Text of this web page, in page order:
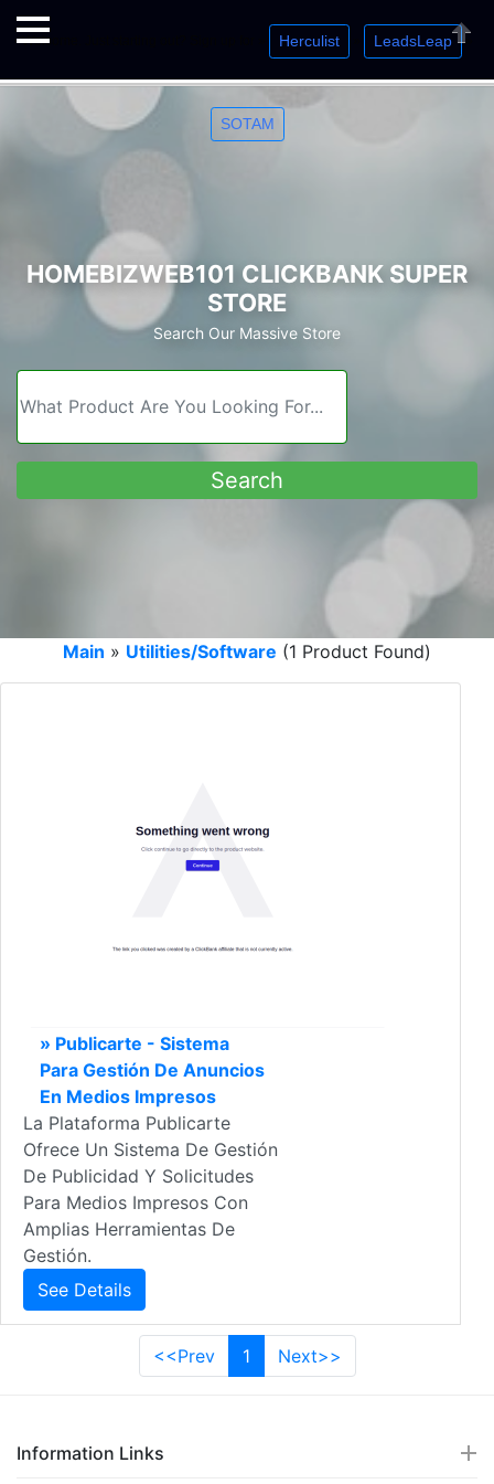
Welcome. Just starting out? Sign up for » Herculist LeadsLeap »
SOTAM
Close
HOMEBIZWEB101 CLICKBANK SUPER
STORE
Search Our Massive Store
Main » Utilities/Software (1 Product Found)
» Publicarte - Sistema
Para Gestión De Anuncios
En Medios Impresos
La Plataforma Publicarte
Ofrece Un Sistema De Gestión
De Publicidad Y Solicitudes
Para Medios Impresos Con
Amplias Herramientas De
Gestión.
See Details
<<Prev 1 Next>>
Information Links